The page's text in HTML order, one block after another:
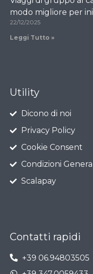
modo migliore per
22/12/2025
Leggi Tutto »
Utility
Dicono di noi
Privacy Policy
Cookie Consent
Condizioni
Scalapay
Contatti rapidi
+39 06.94803505